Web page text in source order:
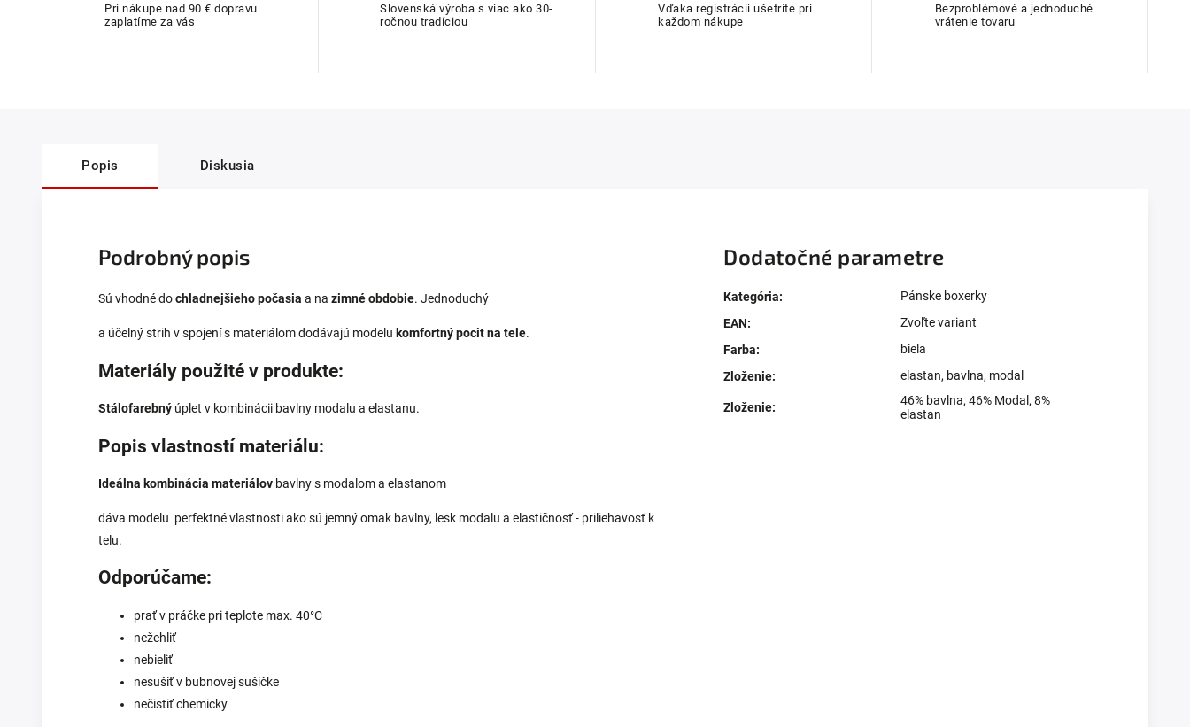
Pri nákupe nad 90 € dopravu
zaplatíme za vás
Slovenská výroba s viac ako 30-
ročnou tradíciou
Vďaka registrácii ušetríte pri
každom nákupe
Bezproblémové a jednoduché
vrátenie tovaru
Popis Diskusia
Podrobný popis
Sú vhodné dochladnejšieho počasia a na zimné obdobie. Jednoduchý
a účelný strih v spojení s materiálom dodávajú modelu komfortný pocit na tele.
Materiály použité v produkte:
Stálofarebný úplet v kombinácii bavlny modalu a elastanu.
Popis vlastností materiálu:
Ideálna kombinácia materiálov bavlny s modalom a elastanom
dáva modelu perfektné vlastnosti ako sú jemný omak bavlny, lesk modalu a elastičnosť - priliehavosť k
telu.
Odporúčame:
prať v práčke pri teplote max. 40°C
nežehliť
nebieliť
nesušiť v bubnovej sušičke
nečistiť chemicky
Dodatočné parametre
Kategória:
Pánske boxerky
EAN:
Zvoľte variant
Farba:
biela
Zloženie: elastan, bavlna, modal
Zloženie:
46% bavlna, 46% Modal, 8%
elastan